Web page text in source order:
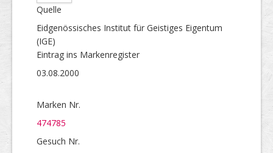
Quelle
Eidgenössisches Institut für Geistiges Eigentum
(IGE)
Eintrag ins Markenregister
03.08.2000
Marken Nr.
474785
Gesuch Nr.